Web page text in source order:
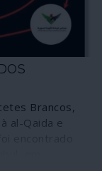
Brancos,
al-Qaida e